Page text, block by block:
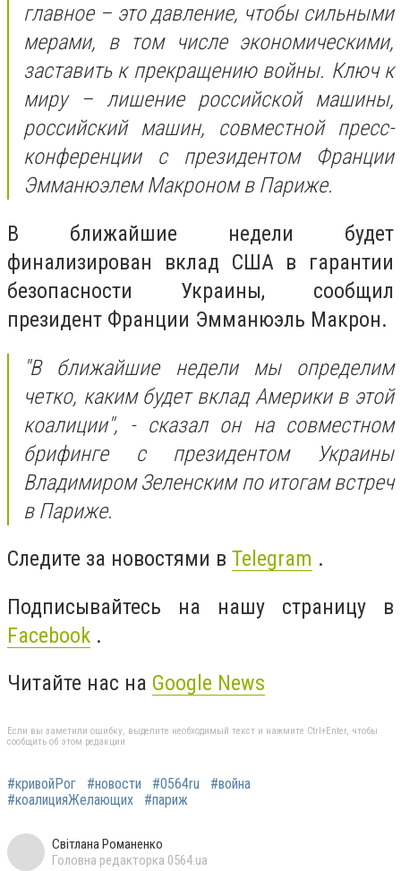
главное – это давление, чтобы сильными
мерами, в том числе экономическими,
заставить к прекращению войны. Ключ к
миру – лишение российской машины,
российский машин, совместной пресс-
конференции с президентом Франции
Эмманюэлем Макроном в Париже.
В ближайшие недели будет
финализирован вклад США в гарантии
безопасности Украины, сообщил
президент Франции Эмманюэль Макрон.
"В ближайшие недели мы определим
четко, каким будет вклад Америки в этой
коалиции", - сказал он на совместном
брифинге с президентом Украины
Владимиром Зеленским по итогам встреч
в Париже.
Следите за новостями в Telegram .
Подписывайтесь на нашу страницу в
Facebook .
Читайте нас на Google News
Если вы заметили ошибку, выделите необходимый текст и нажмите Ctrl+Enter, чтобы
сообщить об этом редакции
#кривойРог #новости #0564ru
#война
#коалицияЖелающих
#париж
Світлана Романенко
Головна редакторка 0564.ua